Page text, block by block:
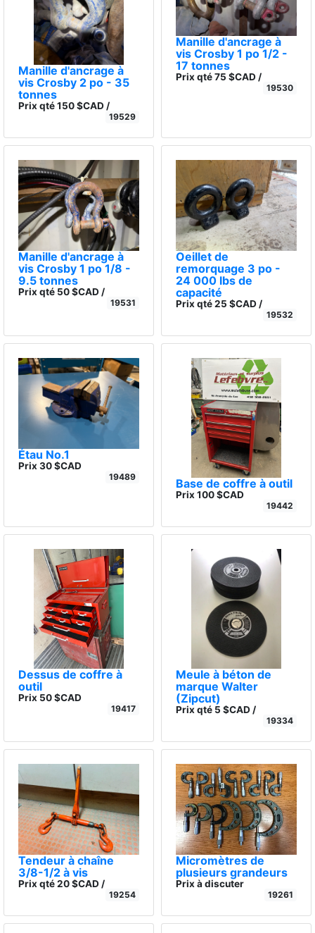
Manille d'ancrage à
vis Crosby 2 po - 35
tonnes
Prix qté 150 $CAD /
19529
Manille d'ancrage à
vis Crosby 1 po 1/2 -
17 tonnes
Prix qté 75 $CAD /
19530
Manille d'ancrage à
vis Crosby 1 po 1/8 -
9.5 tonnes
Prix qté 50 $CAD /
19531
Oeillet de
remorquage 3 po -
24 000 lbs de
capacité
Prix qté 25 $CAD /
19532
Étau No.1
Prix 30 $CAD
19489 Base de coffre à outil
Prix 100 $CAD
19442
Dessus de coffre à
outil
Prix 50 $CAD
19417
Meule à béton de
marque Walter
(Zipcut)
Prix qté 5 $CAD /
19334
Tendeur à chaîne
3/8-1/2 à vis
Prix qté 20 $CAD /
19254
Micromètres de
plusieurs grandeurs
Prix à discuter
19261